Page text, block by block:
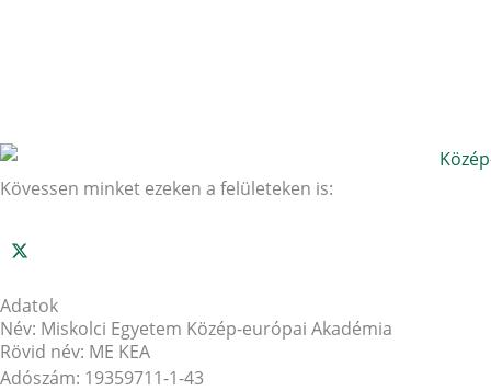
Kövessen minket ezeken a felületeken is:
Adatok
Név: Miskolci Egyetem Közép-európai Akadémia
Rövid név: ME KEA
Adószám: 19359711-1-43